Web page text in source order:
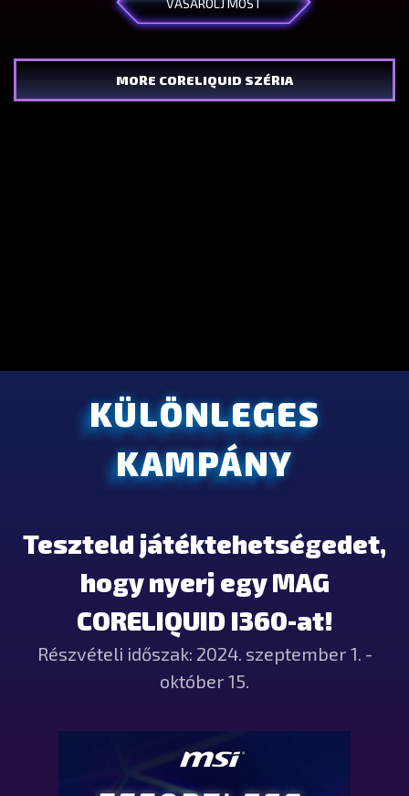
VÁSÁROLJ MOST
MORE CORELIQUID SZÉRIA
KÜLÖNLEGES
KAMPÁNY
Teszteld játéktehetségedet,
hogy nyerj egy MAG
CORELIQUID I360-at!
Részvételi időszak: 2024. szeptember 1. -
október 15.